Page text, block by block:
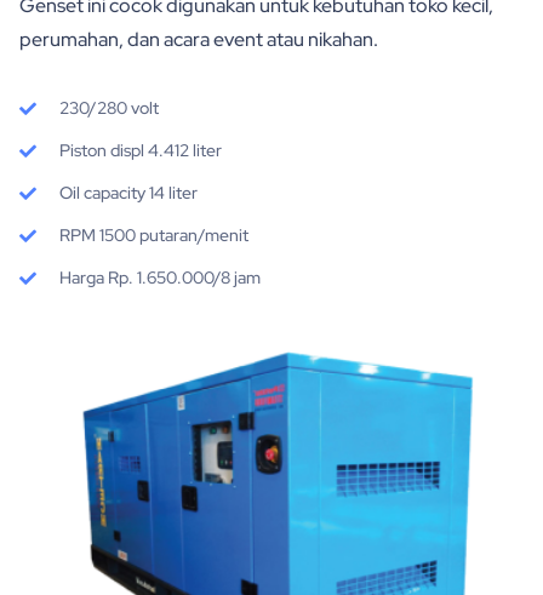
Genset ini cocok digunakan untuk kebutuhan toko kecil,
perumahan, dan acara event atau nikahan.
230/280 volt
Piston displ 4.412 liter
Oil capacity 14 liter
RPM 1500 putaran/menit
Harga Rp. 1.650.000/8 jam